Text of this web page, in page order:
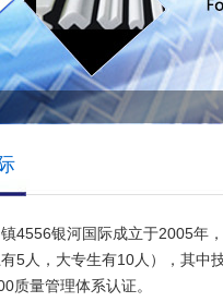
4556银河国际成立于2005年
5人，大专生有10人），其中
质量管理体系认证。